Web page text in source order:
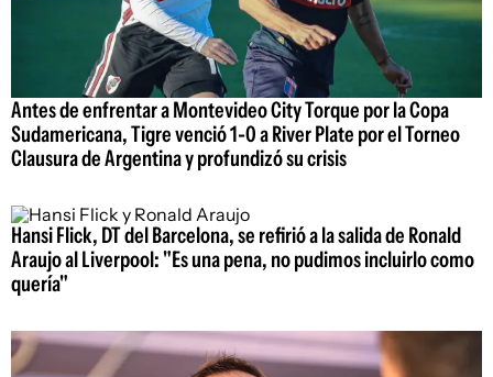
Antes de enfrentar a Montevideo City Torque por la Copa
Sudamericana, Tigre venció 1-0 a River Plate por el Torneo
Clausura de Argentina y profundizó su crisis
Hansi Flick, DT del Barcelona, se refirió a la salida de Ronald
Araujo al Liverpool: "Es una pena, no pudimos incluirlo como
quería"